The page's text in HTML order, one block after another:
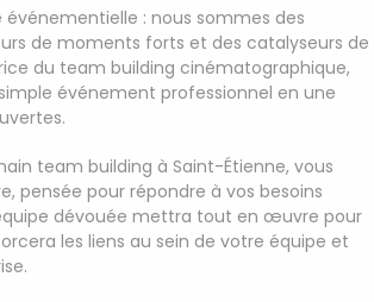
: nous sommes des
de moments forts et des catalyseurs de
du team building cinématographique,
événement professionnel en une
team building à Saint-Étienne, vous
pensée pour répondre à vos besoins
dévouée mettra tout en œuvre pour
les liens au sein de votre équipe et